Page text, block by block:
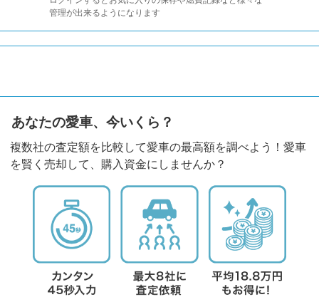
管理が出来るようになります
あなたの愛車、今いくら？
複数社の査定額を比較して愛車の最高額を調べよう！愛車
を賢く売却して、購入資金にしませんか？